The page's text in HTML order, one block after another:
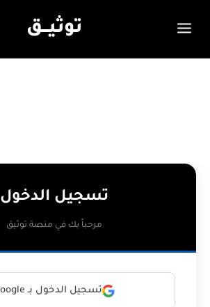
توثيـــق
تسجيل الدخول
مرحباً بك في منصة توثيق
تسجيل الدخول بـ Google